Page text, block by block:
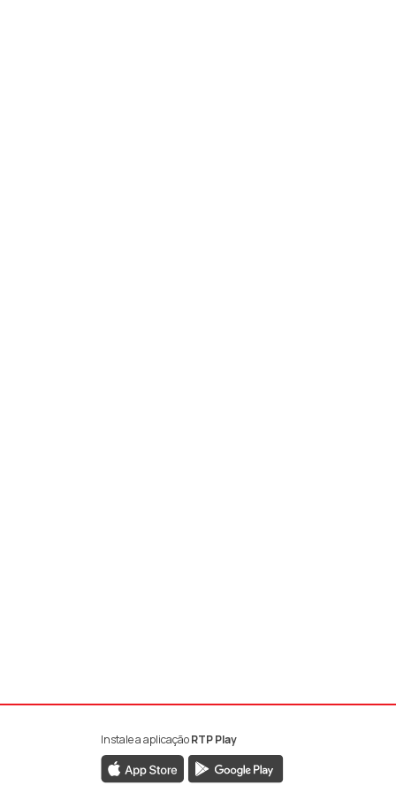
da RTP Antena 1
da RTP Antena 1
YouTube da RTP Antena 1
Instale a aplicaçãoRTP Play